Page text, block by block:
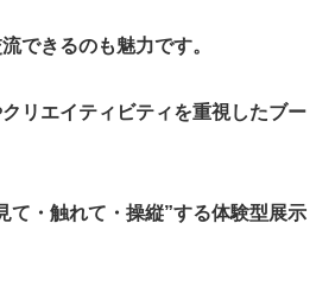
できるのも魅力です。​
リエイティビティを重視したブー
て・触れて・操縦”する体験型展示